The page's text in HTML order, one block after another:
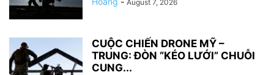
August 7, 2026
CUỘC CHIẾN DRONE MỸ –
TRUNG: ĐÒN “KÉO LƯỚI” CHUỖI
CUNG...